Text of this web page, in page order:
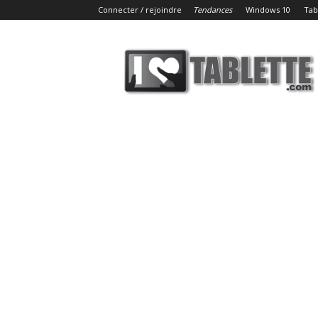
Connecter / rejoindre Tendances Windows 10